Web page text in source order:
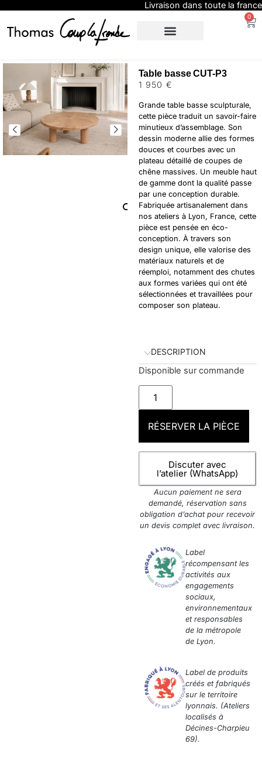
Livraison dans toute la france
0
Table basse CUT-P3
1 950 €
Grande table basse sculpturale,
cette pièce traduit un savoir-faire
minutieux d’assemblage. Son
dessin moderne allie des formes
douces et courbes avec un
plateau détaillé de coupes de
chêne massives. Un meuble haut
de gamme dont la qualité passe
par une conception durable.
Fabriquée artisanalement dans
nos ateliers à Lyon, France, cette
pièce est pensée en éco-
conception. À travers son
design unique, elle valorise des
matériaux naturels et de
réemploi, notamment des chutes
aux formes variées qui ont été
sélectionnées et travaillées pour
composer son plateau.
DESCRIPTION
Disponible sur commande
RÉSERVER LA PIÈCE
Discuter avec
l’atelier (WhatsApp)
Aucun paiement ne sera
demandé, réservation sans
obligation d’achat pour recevoir
un devis complet avec livraison.
Label
récompensant les
activités aux
engagements
sociaux,
environnementaux
et responsables
de la métropole
de Lyon.
Label de produits
créés et fabriqués
sur le territoire
lyonnais. (Ateliers
localisés à
Décines-Charpieu
69).